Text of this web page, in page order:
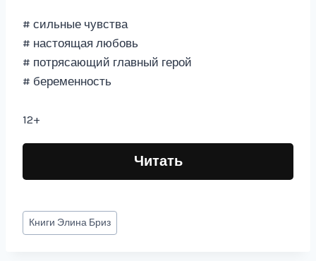
# сильные чувства
# настоящая любовь
# потрясающий главный герой
# беременность
12+
Читать
Метки
записи:
Книги Элина Бриз